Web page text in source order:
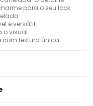
para o seu look.
e versátil
o visual
com textura única